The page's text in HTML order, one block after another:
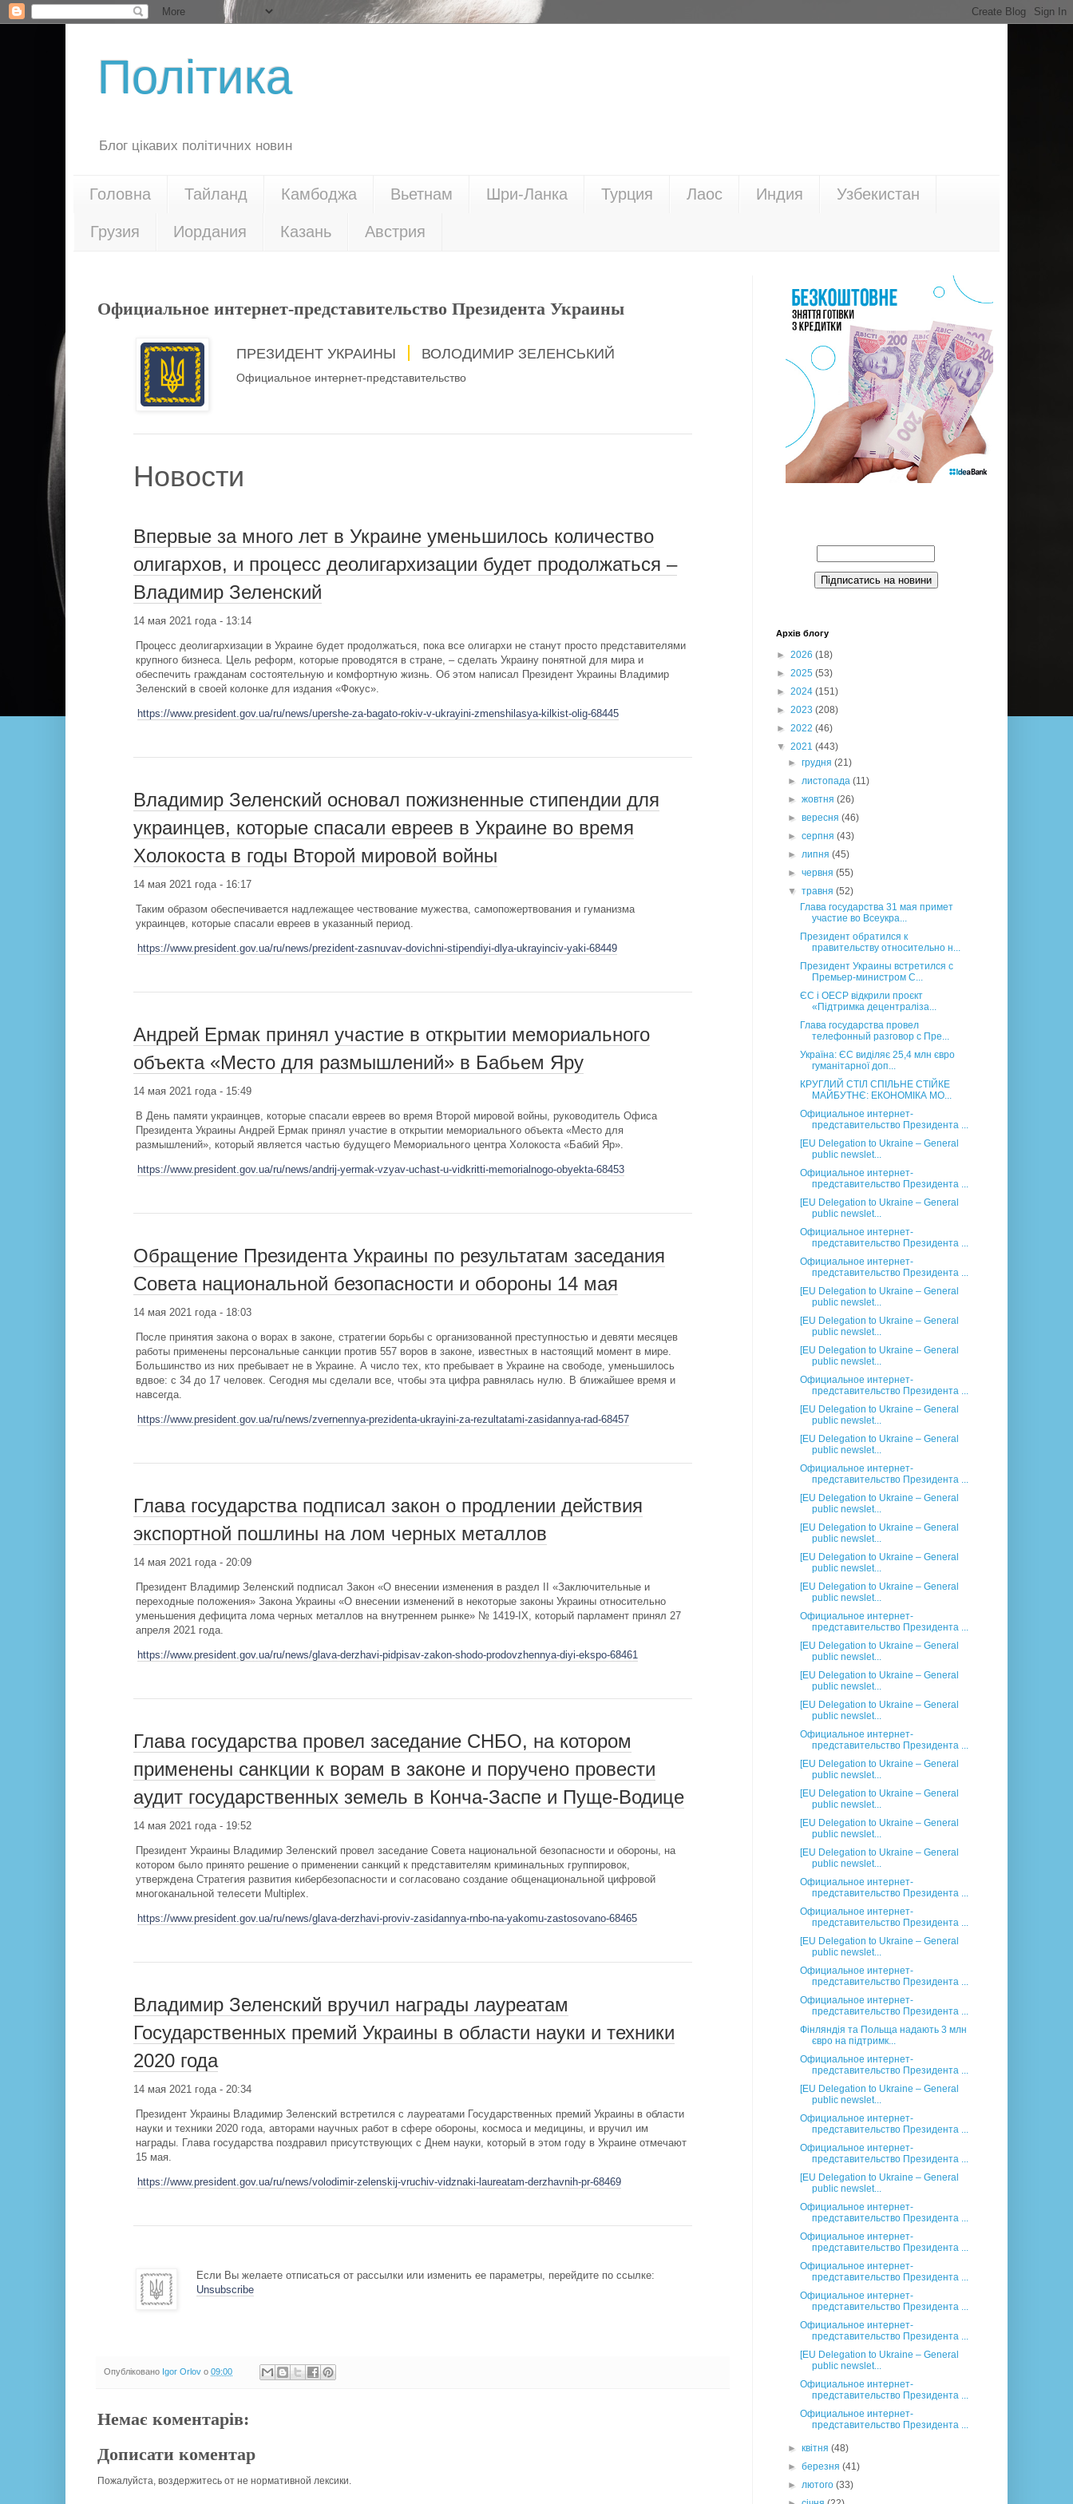
Політика
Блог цікавих політичних новин
Головна Тайланд Камбоджа Вьетнам Шри-Ланка Турция Лаос Индия Узбекистан
Грузия Иордания Казань Австрия
Официальное интернет-представительство Президента Украины
ПРЕЗИДЕНТ УКРАИНЫ ВОЛОДИМИР ЗЕЛЕНСЬКИЙ
Официальное интернет-представительство
Новости
Впервые за много лет в Украине уменьшилось количество
олигархов, и процесс деолигархизации будет продолжаться –
Владимир Зеленский
14 мая 2021 года - 13:14
Процесс деолигархизации в Украине будет продолжаться, пока все олигархи не станут просто представителями
крупного бизнеса. Цель реформ, которые проводятся в стране, – сделать Украину понятной для мира и
обеспечить гражданам состоятельную и комфортную жизнь. Об этом написал Президент Украины Владимир
Зеленский в своей колонке для издания «Фокус».
https://www.president.gov.ua/ru/news/upershe-za-bagato-rokiv-v-ukrayini-zmenshilasya-kilkist-olig-68445
Владимир Зеленский основал пожизненные стипендии для
украинцев, которые спасали евреев в Украине во время
Холокоста в годы Второй мировой войны
14 мая 2021 года - 16:17
Таким образом обеспечивается надлежащее чествование мужества, самопожертвования и гуманизма
украинцев, которые спасали евреев в указанный период.
https://www.president.gov.ua/ru/news/prezident-zasnuvav-dovichni-stipendiyi-dlya-ukrayinciv-yaki-68449
Андрей Ермак принял участие в открытии мемориального
объекта «Место для размышлений» в Бабьем Яру
14 мая 2021 года - 15:49
В День памяти украинцев, которые спасали евреев во время Второй мировой войны, руководитель Офиса
Президента Украины Андрей Ермак принял участие в открытии мемориального объекта «Место для
размышлений», который является частью будущего Мемориального центра Холокоста «Бабий Яр».
https://www.president.gov.ua/ru/news/andrij-yermak-vzyav-uchast-u-vidkritti-memorialnogo-obyekta-68453
Обращение Президента Украины по результатам заседания
Совета национальной безопасности и обороны 14 мая
14 мая 2021 года - 18:03
После принятия закона о ворах в законе, стратегии борьбы с организованной преступностью и девяти месяцев
работы применены персональные санкции против 557 воров в законе, известных в настоящий момент в мире.
Большинство из них пребывает не в Украине. А число тех, кто пребывает в Украине на свободе, уменьшилось
вдвое: с 34 до 17 человек. Сегодня мы сделали все, чтобы эта цифра равнялась нулю. В ближайшее время и
навсегда.
https://www.president.gov.ua/ru/news/zvernennya-prezidenta-ukrayini-za-rezultatami-zasidannya-rad-68457
Глава государства подписал закон о продлении действия
экспортной пошлины на лом черных металлов
14 мая 2021 года - 20:09
Президент Владимир Зеленский подписал Закон «О внесении изменения в раздел II «Заключительные и
переходные положения» Закона Украины «О внесении изменений в некоторые законы Украины относительно
уменьшения дефицита лома черных металлов на внутреннем рынке» № 1419-IX, который парламент принял 27
апреля 2021 года.
https://www.president.gov.ua/ru/news/glava-derzhavi-pidpisav-zakon-shodo-prodovzhennya-diyi-ekspo-68461
Глава государства провел заседание СНБО, на котором
применены санкции к ворам в законе и поручено провести
аудит государственных земель в Конча-Заспе и Пуще-Водице
14 мая 2021 года - 19:52
Президент Украины Владимир Зеленский провел заседание Совета национальной безопасности и обороны, на
котором было принято решение о применении санкций к представителям криминальных группировок,
утверждена Стратегия развития кибербезопасности и согласовано создание общенациональной цифровой
многоканальной телесети Multiplex.
https://www.president.gov.ua/ru/news/glava-derzhavi-proviv-zasidannya-rnbo-na-yakomu-zastosovano-68465
Владимир Зеленский вручил награды лауреатам
Государственных премий Украины в области науки и техники
2020 года
14 мая 2021 года - 20:34
Президент Украины Владимир Зеленский встретился с лауреатами Государственных премий Украины в области
науки и техники 2020 года, авторами научных работ в сфере обороны, космоса и медицины, и вручил им
награды. Глава государства поздравил присутствующих с Днем науки, который в этом году в Украине отмечают
15 мая.
https://www.president.gov.ua/ru/news/volodimir-zelenskij-vruchiv-vidznaki-laureatam-derzhavnih-pr-68469
Если Вы желаете отписаться от рассылки или изменить ее параметры, перейдите по ссылке:
Unsubscribe
Опубліковано Igor Orlov о 09:00
Немає коментарів:
Дописати коментар
Пожалуйста, воздержитесь от не нормативной лексики.
Архів блогу
► 2026 (18)
► 2025 (53)
► 2024 (151)
► 2023 (208)
► 2022 (46)
▼ 2021 (443)
►грудня(21)
►листопада(11)
►жовтня(26)
►вересня(46)
►серпня(43)
►липня(45)
►червня(55)
▼травня(52)
Глава государства 31 мая примет
участие во Всеукра...
Президент обратился к
правительству относительно н...
Президент Украины встретился с
Премьер-министром С...
ЄС і ОЕСР відкрили проєкт
«Підтримка децентраліза...
Глава государства провел
телефонный разговор с Пре...
Україна: ЄС виділяє 25,4 млн євро
гуманітарної доп...
КРУГЛИЙ СТІЛ СПІЛЬНЕ СТІЙКЕ
МАЙБУТНЄ: ЕКОНОМІКА МО...
Официальное интернет-
представительство Президента ...
[EU Delegation to Ukraine – General
public newslet...
Официальное интернет-
представительство Президента ...
[EU Delegation to Ukraine – General
public newslet...
Официальное интернет-
представительство Президента ...
Официальное интернет-
представительство Президента ...
[EU Delegation to Ukraine – General
public newslet...
[EU Delegation to Ukraine – General
public newslet...
[EU Delegation to Ukraine – General
public newslet...
Официальное интернет-
представительство Президента ...
[EU Delegation to Ukraine – General
public newslet...
[EU Delegation to Ukraine – General
public newslet...
Официальное интернет-
представительство Президента ...
[EU Delegation to Ukraine – General
public newslet...
[EU Delegation to Ukraine – General
public newslet...
[EU Delegation to Ukraine – General
public newslet...
[EU Delegation to Ukraine – General
public newslet...
Официальное интернет-
представительство Президента ...
[EU Delegation to Ukraine – General
public newslet...
[EU Delegation to Ukraine – General
public newslet...
[EU Delegation to Ukraine – General
public newslet...
Официальное интернет-
представительство Президента ...
[EU Delegation to Ukraine – General
public newslet...
[EU Delegation to Ukraine – General
public newslet...
[EU Delegation to Ukraine – General
public newslet...
[EU Delegation to Ukraine – General
public newslet...
Официальное интернет-
представительство Президента ...
Официальное интернет-
представительство Президента ...
[EU Delegation to Ukraine – General
public newslet...
Официальное интернет-
представительство Президента ...
Официальное интернет-
представительство Президента ...
Фінляндія та Польща надають 3 млн
євро на підтримк...
Официальное интернет-
представительство Президента ...
[EU Delegation to Ukraine – General
public newslet...
Официальное интернет-
представительство Президента ...
Официальное интернет-
представительство Президента ...
[EU Delegation to Ukraine – General
public newslet...
Официальное интернет-
представительство Президента ...
Официальное интернет-
представительство Президента ...
Официальное интернет-
представительство Президента ...
Официальное интернет-
представительство Президента ...
Официальное интернет-
представительство Президента ...
[EU Delegation to Ukraine – General
public newslet...
Официальное интернет-
представительство Президента ...
Официальное интернет-
представительство Президента ...
►квітня(48)
►березня(41)
►лютого(33)